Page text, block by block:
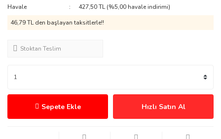
Havale
427,50 TL (%5,00 havale indirimi)
46,79 TL den başlayan taksitlerle!!
Stoktan Teslim
Sepete Ekle Hızlı Satın Al